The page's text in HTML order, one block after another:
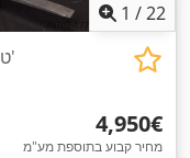
1 /22
מלגזת שובל BT RRE160, 1.6 טון, 6.3 מ'
‏4,950 ‏€
מחיר קבוע בתוספת מע"מ